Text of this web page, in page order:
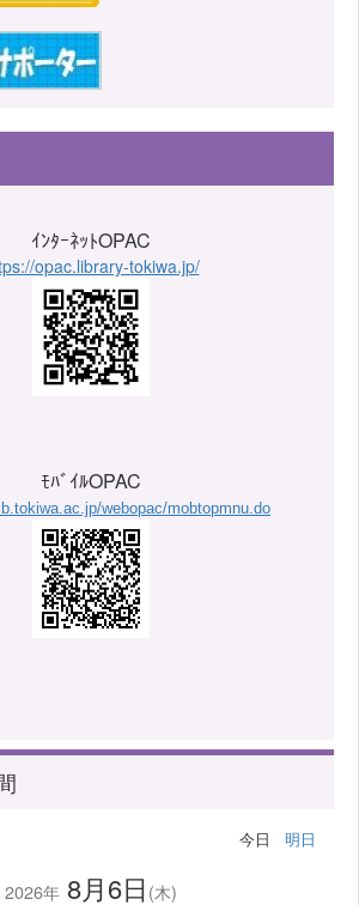
ｲﾝﾀｰﾈｯﾄOPAC
opac.library-tokiwa.jp/
ﾓﾊﾞｲﾙOPAC
webopac/mobtopmnu.do
今日 明日
2026年 8月6日 (木)